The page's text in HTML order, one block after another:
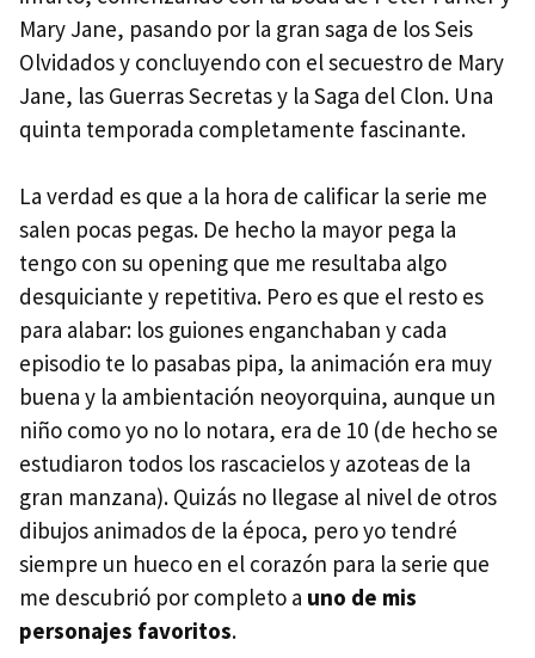
Mary Jane, pasando por la gran saga de los Seis
Olvidados y concluyendo con el secuestro de Mary
Jane, las Guerras Secretas y la Saga del Clon. Una
quinta temporada completamente fascinante.
La verdad es que a la hora de calificar la serie me
salen pocas pegas. De hecho la mayor pega la
tengo con su opening que me resultaba algo
desquiciante y repetitiva. Pero es que el resto es
para alabar: los guiones enganchaban y cada
episodio te lo pasabas pipa, la animación era muy
buena y la ambientación neoyorquina, aunque un
niño como yo no lo notara, era de 10 (de hecho se
estudiaron todos los rascacielos y azoteas de la
gran manzana). Quizás no llegase al nivel de otros
dibujos animados de la época, pero yo tendré
siempre un hueco en el corazón para la serie que
me descubrió por completo a uno de mis
personajes favoritos.